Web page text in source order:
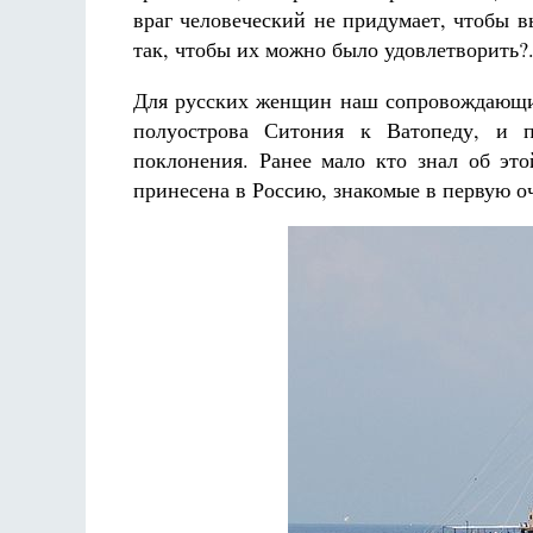
враг человеческий не придумает,
так, чтобы их можно было
Для русских женщин наш
полуострова Ситония к Ватопеду, и
поклонения. Ранее мало кто знал об
принесена в Россию, знакомые в первую